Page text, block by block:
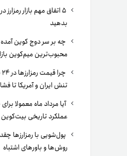
۵ اتفاق مهم بازار
بدهید
چه بر سر دوج کوین
محبوب‌ترین میم‌کوین
تنش ایران و آمریکا تا
آیا مرداد ماه معمولا
عملکرد تاریخی
پول‌شویی با رمزارزها
روش‌ها و باورهای اشتباه